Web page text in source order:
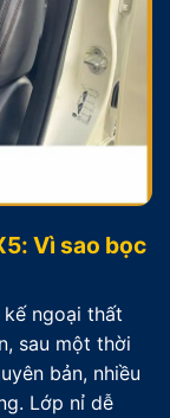
Vì sao bọc
ngoại thất
sau một thời
bản, nhiều
Lớp nỉ dễ